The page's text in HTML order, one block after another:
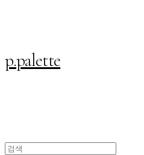
p.palette